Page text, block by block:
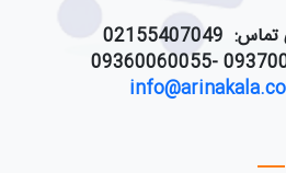
تماس:
02155407049